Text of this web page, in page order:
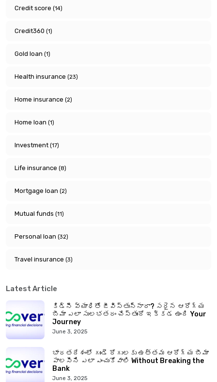
Credit score (14)
Credit360 (1)
Gold loan (1)
Health insurance (23)
Home insurance (2)
Home loan (1)
Investment (17)
Life insurance (8)
Mortgage loan (2)
Mutual funds (11)
Personal loan (32)
Travel insurance (3)
Latest Article
కిడ్నీ వ్యాధితో జీవిస్తున్నారా? సరైన ఆరోగ్య
బీమా ఎలా సులభతరం చేస్తుందో ఇక్కడ ఉంది Your
Journey
June 3, 2025
భారతదేశంలో గుండె రోగులకు ఉత్తమ ఆరోగ్య బీమా
పాలసీని ఎలా ఎంచుకోవాలి Without Breaking the
Bank
June 3, 2025